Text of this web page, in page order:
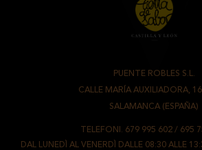
PUENTE ROBLES S.L.
CALLE MARÍA AUXILIADORA,
SALAMANCA (ESPAÑA)
TELEFONI. 679 995 602 / 695
DAL LUNEDÌ AL VENERDÌ DALLE 08:30 ALLE